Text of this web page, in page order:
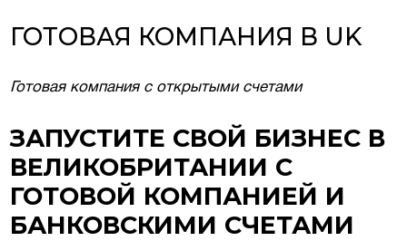
компании
ГОТОВАЯ КОМПАНИЯ В UK
Готовая компания с открытыми счетами
ЗАПУСТИТЕ СВОЙ БИЗНЕС В
ВЕЛИКОБРИТАНИИ С
ГОТОВОЙ КОМПАНИЕЙ И
БАНКОВСКИМИ СЧЕТАМИ